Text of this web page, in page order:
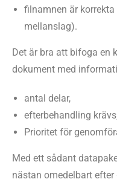
filnamnen är
mellanslag).
Det är bra att bifoga en
dokument med
antal delar,
efterbehandling
Prioritet för
Med ett sådant
nästan omedelbart